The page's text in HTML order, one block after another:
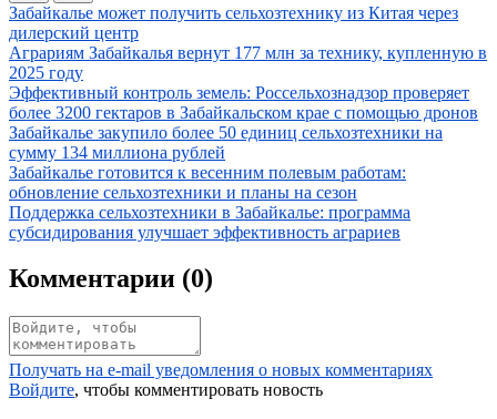
Иллюстрация новости
Забайкалье может получить сельхозтехнику из Китая через
дилерский центр
Иллюстрация новости
Аграриям Забайкалья вернут 177 млн за технику, купленную в
2025 году
Иллюстрация новости
Эффективный контроль земель: Россельхознадзор проверяет
более 3200 гектаров в Забайкальском крае с помощью дронов
Иллюстрация новости
Забайкалье закупило более 50 единиц сельхозтехники на
сумму 134 миллиона рублей
Иллюстрация новости
Забайкалье готовится к весенним полевым работам:
обновление сельхозтехники и планы на сезон
Иллюстрация новости
Поддержка сельхозтехники в Забайкалье: программа
субсидирования улучшает эффективность аграриев
Комментарии (0)
Получать на e‑mail уведомления о новых комментариях
Войдите, чтобы комментировать новость